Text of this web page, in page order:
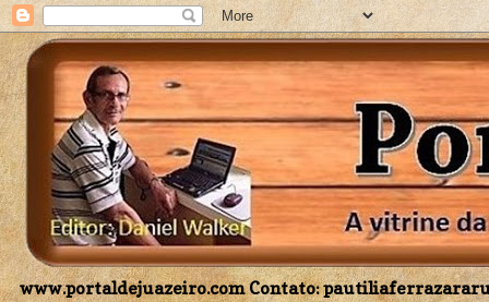
www.portaldejuazeiro.com Contato: